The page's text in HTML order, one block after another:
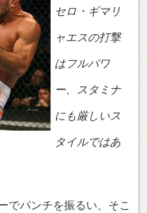
セロ・ギマリ
ャエスの打撃
はフルパワ
ー、スタミナ
にも厳しいス
タイルではあ
パンチを振るい、そこ